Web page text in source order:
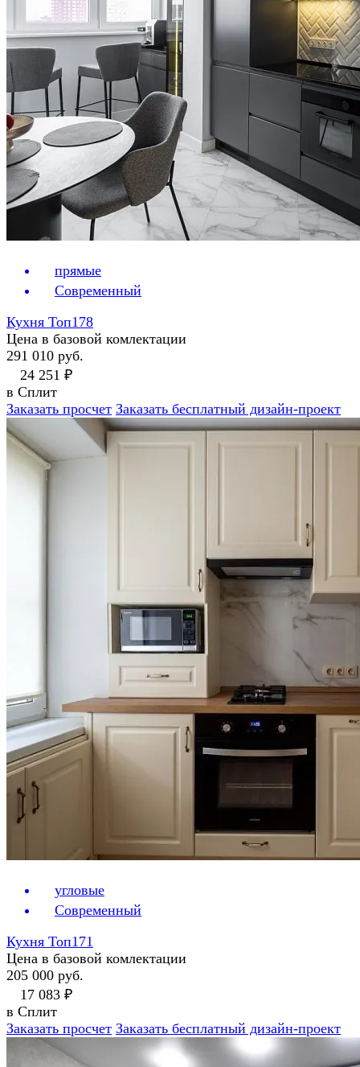
прямые
Современный
Кухня Топ178
Цена в базовой комлектации
291 010 руб.
24 251 ₽
в Сплит
Заказать просчет Заказать бесплатный дизайн-проект
угловые
Современный
Кухня Топ171
Цена в базовой комлектации
205 000 руб.
17 083 ₽
в Сплит
Заказать просчет Заказать бесплатный дизайн-проект